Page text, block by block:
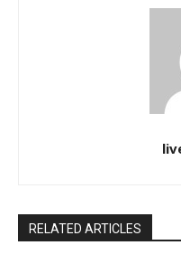
RELATED ARTICLES